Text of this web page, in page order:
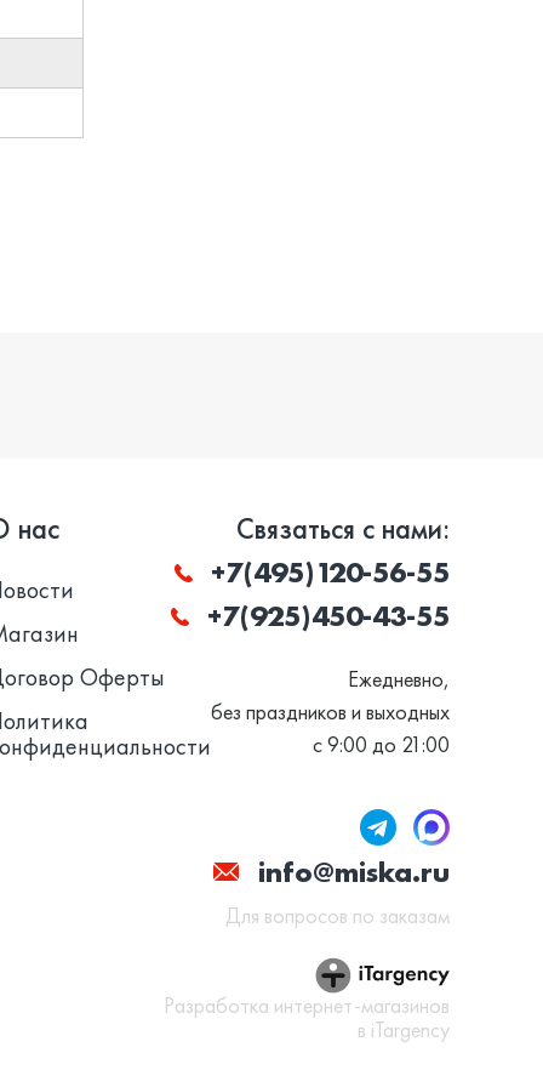
нас
Оферты
Связаться с нами:
+7(495)120-56-55
+7(925)450-43-55
Ежедневно,
без праздников и выходных
с 9:00 до 21:00
info@miska.ru
Для вопросов по заказам
Разработка интернет-магазинов
в iTargency